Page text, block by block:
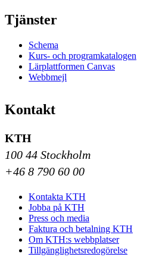
Tjänster
Schema
Kurs- och programkatalogen
Lärplattformen Canvas
Webbmejl
Kontakt
KTH
100 44 Stockholm
+46 8 790 60 00
Kontakta KTH
Jobba på KTH
Press och media
Faktura och betalning KTH
Om KTH:s webbplatser
Tillgänglighetsredogörelse